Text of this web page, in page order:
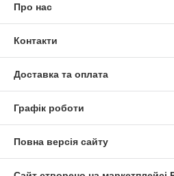
Про нас
Контакти
Доставка та оплата
Графік роботи
Повна версія сайту